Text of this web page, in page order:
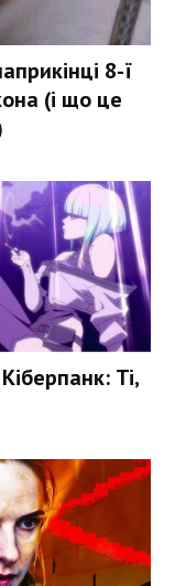
8-ї
(і що це
Ті,